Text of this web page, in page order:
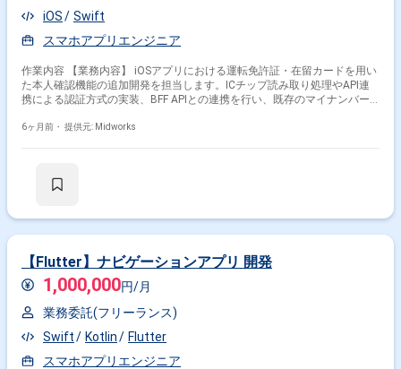
iOS
Swift
スマホアプリエンジニア
作業内容 【業務内容】 iOSアプリにおける運転免許証・在留カードを用い
た本人確認機能の追加開発を担当します。ICチップ読み取り処理やAPI連
携による認証方式の実装、BFF APIとの連携を行い、既存のマイナンバー
証・在留カードを用いた本人確認機能の開発 ・NFCを用いたICチップの読
6ヶ月前・ 提供元: Midworks
【Flutter】ナビゲーションアプリ 開発
1,000,000円/月
業務委託(フリーランス)
Swift
Kotlin
Flutter
スマホアプリエンジニア